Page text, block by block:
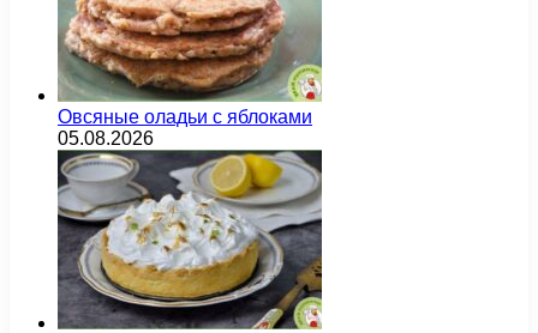
Овсяные оладьи с яблоками
05.08.2026